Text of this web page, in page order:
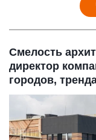
Смелость
директор
городов,